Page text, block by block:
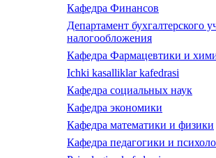
Кафедра Финансов
Департамент бухгалтерского
налогообложения
Кафедра Фармацевтики и
Ichki kasalliklar kafedrasi
Кафедра социальных наук
Кафедра экономики
Кафедра математики и физики
Кафедра педагогики и